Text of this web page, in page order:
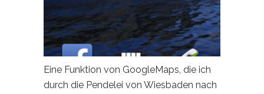
Eine Funktion von GoogleMaps, die ich
durch die Pendelei von Wiesbaden nach